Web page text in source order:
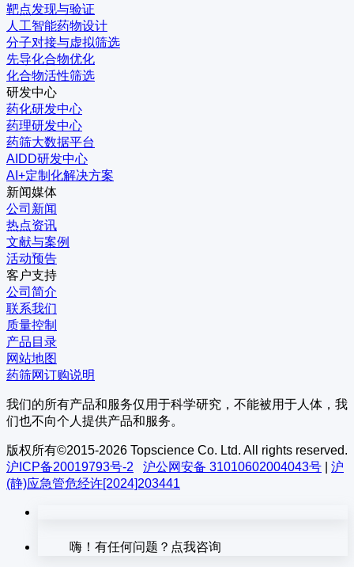
靶点发现与验证
人工智能药物设计
分子对接与虚拟筛选
先导化合物优化
化合物活性筛选
研发中心
药化研发中心
药理研发中心
药筛大数据平台
AIDD研发中心
AI+定制化解决方案
新闻媒体
公司新闻
热点资讯
文献与案例
活动预告
客户支持
公司简介
联系我们
质量控制
产品目录
网站地图
药筛网订购说明
我们的所有产品和服务仅用于科学研究，不能被用于人体，我
们也不向个人提供产品和服务。
版权所有©2015-2026 Topscience Co. Ltd. All rights reserved.
沪ICP备20019793号-2
沪公网安备 31010602004043号
沪
(静)应急管危经许[2024]203441
嗨！有任何问题？点我咨询